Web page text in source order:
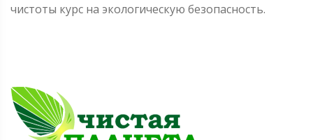
чистоты курс на экологическую безопасность.